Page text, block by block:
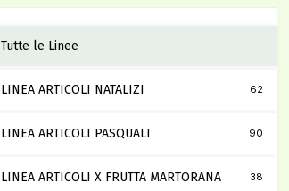
Tutte le Linee
LINEA ARTICOLI NATALIZI 62
LINEA ARTICOLI PASQUALI 90
LINEA ARTICOLI X FRUTTA MARTORANA 38